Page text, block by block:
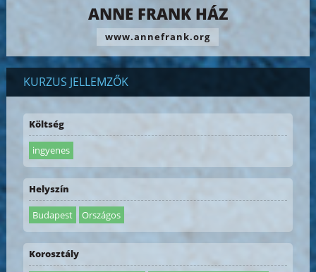
ANNE FRANK HÁZ
www.annefrank.org
KURZUS JELLEMZŐK
Költség
ingyenes
Helyszín
Budapest Országos
Korosztály